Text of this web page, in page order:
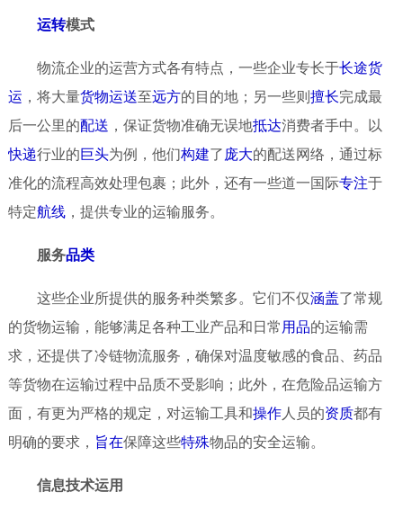
运转模式
物流企业的运营方式各有特点，一些企业专长于长途货
运 ，将大量货物运送至远方的目的地；另一些则 擅长完成最
后一公里的配送 ，保证货物准确无误地抵达消费者手中。以
快递行业的巨头为例，他们构建了 庞大的配送网络，通过标
准化的流程高效处理包裹；此外，还有一些道一国际专注于
特定航线，提供专业的运输服务。
服务品类
这些企业所提供的服务种类繁多。它们不仅涵盖了常规
的货物运输，能够满足各种工业产品和日常 用品的运输需
求，还提供了冷链物流服务，确保对温度敏感的食品、药品
等货物在运输过程中品质不受影响；此外，在危险品运输方
面，有更为严格的规定，对运输工具和操作人员的资质都有
明确的要求， 旨在保障这些特殊物品的安全运输。
信息技术运用